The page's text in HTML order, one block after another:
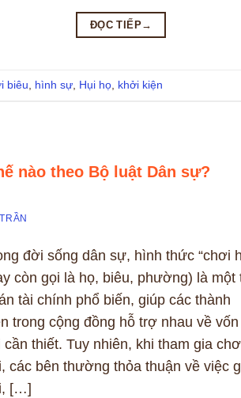
ĐỌC TIẾP→
biêu hình sự Hụi họ khởi kiện
nào theo Bộ luật Dân sự?
đời sống dân sự, hình thức “chơi
còn gọi là họ, biêu, phường) là một
tài chính phổ biến, giúp các thành
trong cộng đồng hỗ trợ nhau về vốn
cần thiết. Tuy nhiên, khi tham gia
các bên thường thỏa thuận về việc
[…]